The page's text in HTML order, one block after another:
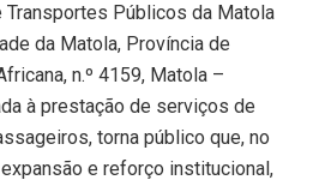
Transportes Públicos da Matola
da Matola, Província de
n.º 4159, Matola –
à prestação de serviços de
torna público que, no
e reforço institucional,